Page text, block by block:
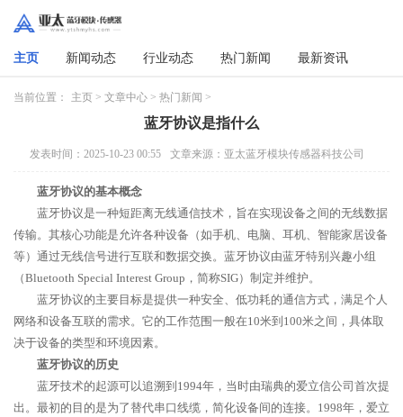
主页 新闻动态 行业动态 热门新闻 最新资讯
当前位置： 主页 > 文章中心 > 热门新闻 >
蓝牙协议是指什么
发表时间：2025-10-23 00:55 文章来源：亚太蓝牙模块传感器科技公司
蓝牙协议的基本概念
蓝牙协议是一种短距离无线通信技术，旨在实现设备之间的无线数据
传输。其核心功能是允许各种设备（如手机、电脑、耳机、智能家居设备
等）通过无线信号进行互联和数据交换。蓝牙协议由蓝牙特别兴趣小组
（Bluetooth Special Interest Group，简称SIG）制定并维护。
蓝牙协议的主要目标是提供一种安全、低功耗的通信方式，满足个人
网络和设备互联的需求。它的工作范围一般在10米到100米之间，具体取
决于设备的类型和环境因素。
蓝牙协议的历史
蓝牙技术的起源可以追溯到1994年，当时由瑞典的爱立信公司首次提
出。最初的目的是为了替代串口线缆，简化设备间的连接。1998年，爱立